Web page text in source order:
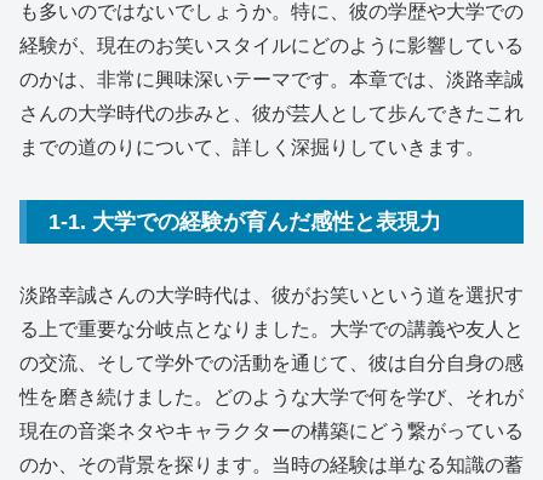
も多いのではないでしょうか。特に、彼の学歴や大学での
経験が、現在のお笑いスタイルにどのように影響している
のかは、非常に興味深いテーマです。本章では、淡路幸誠
さんの大学時代の歩みと、彼が芸人として歩んできたこれ
までの道のりについて、詳しく深掘りしていきます。
1-1. 大学での経験が育んだ感性と表現力
淡路幸誠さんの大学時代は、彼がお笑いという道を選択す
る上で重要な分岐点となりました。大学での講義や友人と
の交流、そして学外での活動を通じて、彼は自分自身の感
性を磨き続けました。どのような大学で何を学び、それが
現在の音楽ネタやキャラクターの構築にどう繋がっている
のか、その背景を探ります。当時の経験は単なる知識の蓄